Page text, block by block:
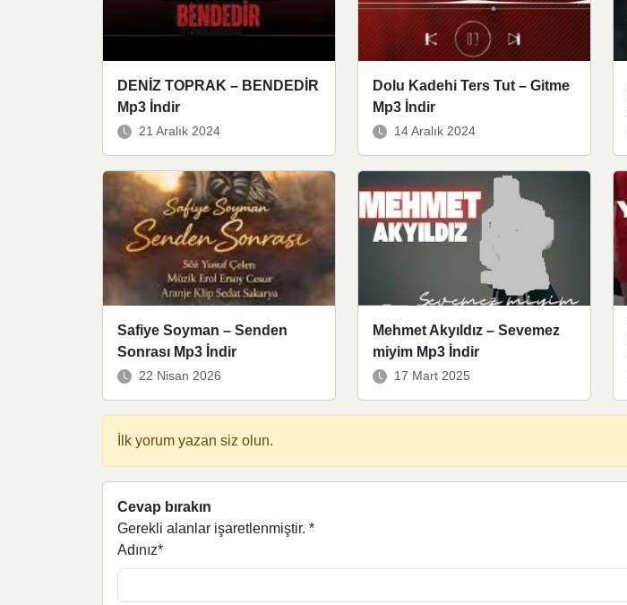
DENİZ TOPRAK – BENDEDİR
Mp3 İndir
21 Aralık 2024
Dolu Kadehi Ters Tut – Gitme
Mp3 İndir
14 Aralık 2024
Safiye Soyman – Senden
Sonrası Mp3 İndir
22 Nisan 2026
Mehmet Akyıldız – Sevemez
miyim Mp3 İndir
17 Mart 2025
İlk yorum yazan siz olun.
Cevap bırakın
Gerekli alanlar işaretlenmiştir. *
Adınız*